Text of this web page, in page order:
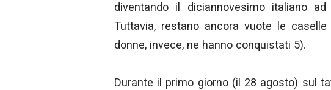
diventando il diciannovesimo italiano
Tuttavia, restano ancora vuote le
donne, invece, ne hanno conquistati 5).
Durante il primo giorno (il 28 agosto) sul